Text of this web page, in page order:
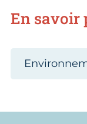
En savoir